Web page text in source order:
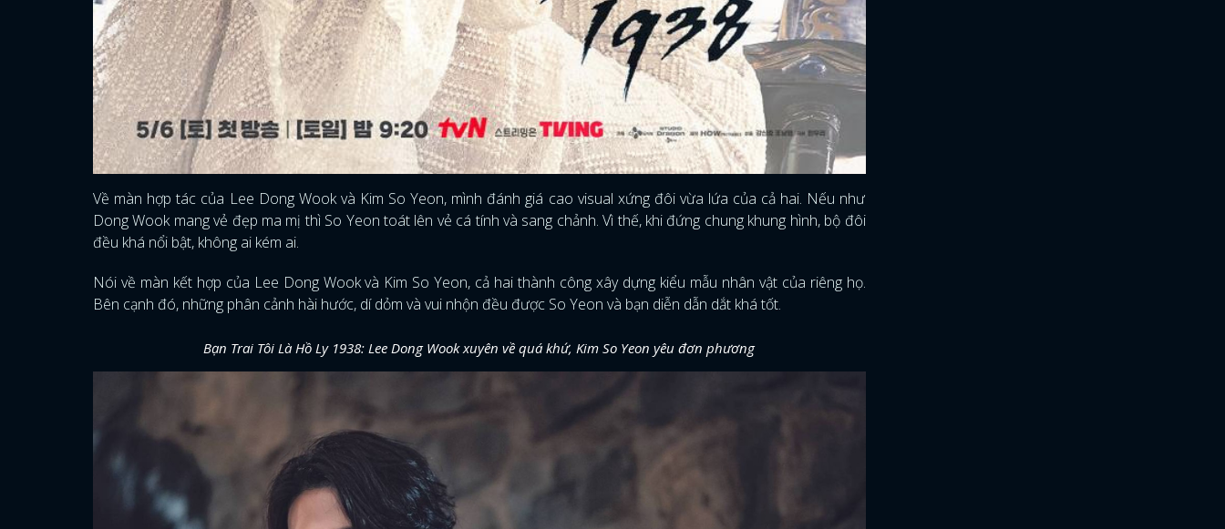
Về màn hợp tác của Lee Dong Wook và Kim So Yeon, mình đánh giá cao visual xứng đôi vừa lứa của cả hai. Nếu như
Dong Wook mang vẻ đẹp ma mị thì So Yeon toát lên vẻ cá tính và sang chảnh. Vì thế, khi đứng chung khung hình, bộ đôi
đều khá nổi bật, không ai kém ai.
Nói về màn kết hợp của Lee Dong Wook và Kim So Yeon, cả hai thành công xây dựng kiểu mẫu nhân vật của riêng họ.
Bên cạnh đó, những phân cảnh hài hước, dí dỏm và vui nhộn đều được So Yeon và bạn diễn dẫn dắt khá tốt.
Bạn Trai Tôi Là Hồ Ly 1938: Lee Dong Wook xuyên về quá khứ, Kim So Yeon yêu đơn phương